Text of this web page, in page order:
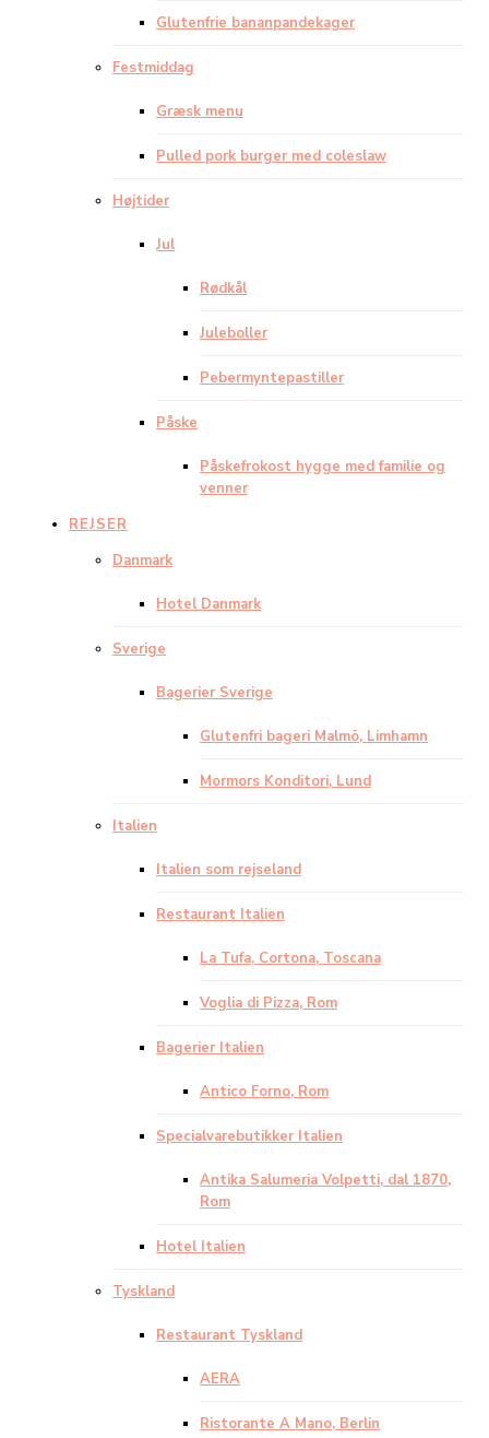
Glutenfrie bananpandekager
Festmiddag
Græsk menu
Pulled pork burger med coleslaw
Højtider
Jul
Rødkål
Juleboller
Pebermyntepastiller
Påske
Påskefrokost hygge med familie og
venner
REJSER
Danmark
Hotel Danmark
Sverige
Bagerier Sverige
Glutenfri bageri Malmö, Limhamn
Mormors Konditori, Lund
Italien
Italien som rejseland
Restaurant Italien
La Tufa, Cortona, Toscana
Voglia di Pizza, Rom
Bagerier Italien
Antico Forno, Rom
Specialvarebutikker Italien
Antika Salumeria Volpetti, dal 1870,
Rom
Hotel Italien
Tyskland
Restaurant Tyskland
AERA
Ristorante A Mano, Berlin